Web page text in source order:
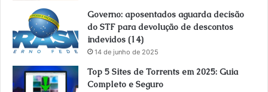
Governo: aposentados aguarda decisão
do STF para devolução de descontos
indevidos (14)
14 de junho de 2025
Top 5 Sites de Torrents em 2025: Guia
Completo e Seguro